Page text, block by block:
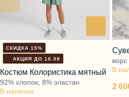
СКИДКА 15%
АКЦИЯ ДО 16.08
В наличии
Костюм Колористика мятный
92% хлопок, 8% эластан 2
В
ворс